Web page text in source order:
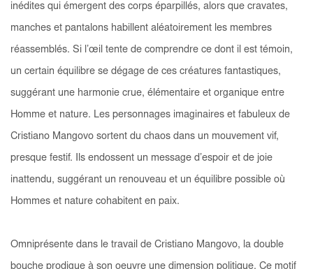
inédites qui émergent des corps éparpillés, alors que cravates,
manches et pantalons habillent aléatoirement les membres
réassemblés. Si l’œil tente de comprendre ce dont il est témoin,
un certain équilibre se dégage de ces créatures fantastiques,
suggérant une harmonie crue, élémentaire et organique entre
Homme et nature. Les personnages imaginaires et fabuleux de
Cristiano Mangovo sortent du chaos dans un mouvement vif,
presque festif. Ils endossent un message d’espoir et de joie
inattendu, suggérant un renouveau et un équilibre possible où
Hommes et nature cohabitent en paix.
Omniprésente dans le travail de Cristiano Mangovo, la double
bouche prodigue à son oeuvre une dimension politique. Ce motif